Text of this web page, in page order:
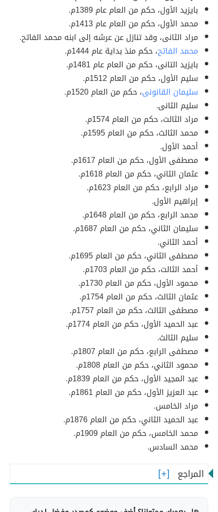
بايزيد الأول، حكم من العام عام 1389م.
محمد الأول، حكم من العام عام 1413م.
مراد الثانى، وقد تنازل عن عرشه إلى ابنه محمد الفاتح.
محمد الفاتح، حكم منذ بداية عام 1444م.
بايزيد التانى، حكم من العام عام 1481م.
سليم الأول، حكم من العام 1512م.
سليمان القانونى، حكم من العام 1520م.
سليم الثانى.
مراد الثالت، حكم من العام 1574م.
محمد الثالث، حكم من العام 1595م.
أحمد الأول.
مصطفى الأول، حكم من العام 1617م.
عثمان الثاني، حكم من العام 1618م.
مراد الرابع، حكم من العام 1623م.
إبراهيم الأول.
محمد الرابع، حكم من العام 1648م.
سليمان الثاني، حكم من العام 1687م.
أحمد الثاني.
مصطفى الثاني، حكم من العام 1695م.
أحمد الثالت، حكم من العام 1703م.
محمود الأول، حكم من العام 1730م.
عثمان الثالث، حكم من العام 1754م.
مصطفى الثالث، حكم من العام 1757م.
عبد الحميد الأول، حكم من العام 1774م.
سليم الثالث.
مصطفى الرابع، حكم من العام 1807م.
محمود الثاني، حكم من العام 1808م.
عبد المجيد الأول، حكم من العام 1839م.
عبد العزيز الأول، حكم من العام 1861م.
مراد الخامس.
عبد الحميد الثاني، حكم من العام 1876م.
محمد الخامس، حكم من العام 1909م.
محمد السادس.
المراجع